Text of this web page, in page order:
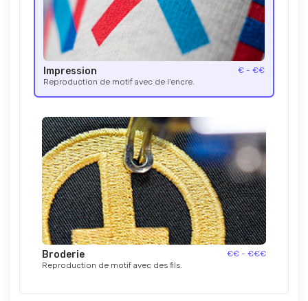
Impression
€ - €€
Reproduction de motif avec de l’encre.
Broderie
€€ - €€€
Reproduction de motif avec des fils.